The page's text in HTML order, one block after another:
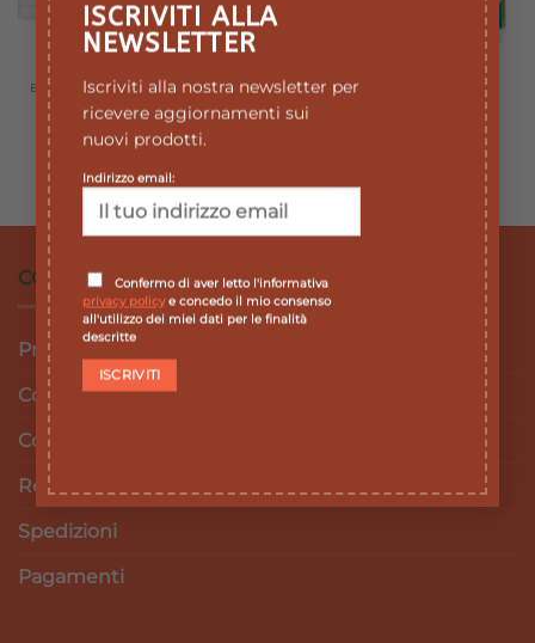
ISCRIVITI ALLA
NEWSLETTER
Iscriviti alla nostra newsletter per
ricevere aggiornamenti sui
nuovi prodotti.
Indirizzo email:
Confermo di aver letto l'informativa
privacy policye concedo il mio consenso
all'utilizzo dei miei dati per le finalità
descritte
BENESSERE GASTROINTESTINALE
YOVIS 25 MILIARDI
ALFASIGMA 10
FLACONCINI
19,30€
prezzo
originale
era:
19,30 €.
17,37
prezzo
attuale
è:
17,37 €.
Zymerex Gastro Activ 3
Azioni – 40 compresse
prezzo
attuale
9,81 €.
CONDIZIONI DI VENDITA
Privacy Policy
Cookie Policy
Condizioni e termini di vendita
Resi e Rimborsi
Spedizioni
Pagamenti